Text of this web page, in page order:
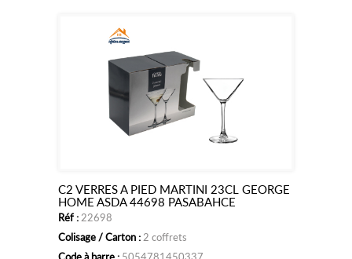
Ajouter
panier
C2 VERRES A PIED MARTINI 23CL GEORGE
HOME ASDA 44698 PASABAHCE
Réf : 22698
Colisage / Carton : 2 coffrets